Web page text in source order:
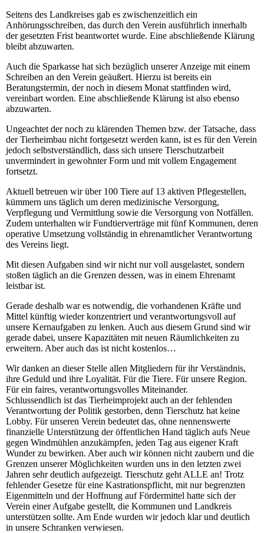
Seitens des Landkreises gab es zwischenzeitlich ein
Anhörungsschreiben, das durch den Verein ausführlich innerhalb
der gesetzten Frist beantwortet wurde. Eine abschließende Klärung
bleibt abzuwarten.
Auch die Sparkasse hat sich bezüglich unserer Anzeige mit einem
Schreiben an den Verein geäußert. Hierzu ist bereits ein
Beratungstermin, der noch in diesem Monat stattfinden wird,
vereinbart worden. Eine abschließende Klärung ist also ebenso
abzuwarten.
Ungeachtet der noch zu klärenden Themen bzw. der Tatsache, dass
der Tierheimbau nicht fortgesetzt werden kann, ist es für den Verein
jedoch selbstverständlich, dass sich unsere Tierschutzarbeit
unvermindert in gewohnter Form und mit vollem Engagement
fortsetzt.
Aktuell betreuen wir über 100 Tiere auf 13 aktiven Pflegestellen,
kümmern uns täglich um deren medizinische Versorgung,
Verpflegung und Vermittlung sowie die Versorgung von Notfällen.
Zudem unterhalten wir Fundtierverträge mit fünf Kommunen, deren
operative Umsetzung vollständig in ehrenamtlicher Verantwortung
des Vereins liegt.
Mit diesen Aufgaben sind wir nicht nur voll ausgelastet, sondern
stoßen täglich an die Grenzen dessen, was in einem Ehrenamt
leistbar ist.
Gerade deshalb war es notwendig, die vorhandenen Kräfte und
Mittel künftig wieder konzentriert und verantwortungsvoll auf
unsere Kernaufgaben zu lenken. Auch aus diesem Grund sind wir
gerade dabei, unsere Kapazitäten mit neuen Räumlichkeiten zu
erweitern. Aber auch das ist nicht kostenlos…
Wir danken an dieser Stelle allen Mitgliedern für ihr Verständnis,
ihre Geduld und ihre Loyalität. Für die Tiere. Für unsere Region.
Für ein faires, verantwortungsvolles Miteinander.
Schlussendlich ist das Tierheimprojekt auch an der fehlenden
Verantwortung der Politik gestorben, denn Tierschutz hat keine
Lobby. Für unseren Verein bedeutet das, ohne nennenswerte
finanzielle Unterstützung der öffentlichen Hand täglich aufs Neue
gegen Windmühlen anzukämpfen, jeden Tag aus eigener Kraft
Wunder zu bewirken. Aber auch wir können nicht zaubern und die
Grenzen unserer Möglichkeiten wurden uns in den letzten zwei
Jahren sehr deutlich aufgezeigt. Tierschutz geht ALLE an! Trotz
fehlender Gesetze für eine Kastrationspflicht, mit nur begrenzten
Eigenmitteln und der Hoffnung auf Fördermittel hatte sich der
Verein einer Aufgabe gestellt, die Kommunen und Landkreis
unterstützen sollte. Am Ende wurden wir jedoch klar und deutlich
in unsere Schranken verwiesen.